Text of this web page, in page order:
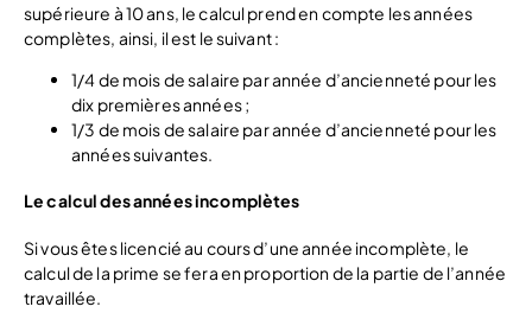
supérieure à 10 ans, le calcul prend en compte les années
complètes, ainsi, il est le suivant :
1/4 de mois de salaire par année d’ancienneté pour les
dix premières années ;
1/3 de mois de salaire par année d’ancienneté pour les
années suivantes.
Le calcul des années incomplètes
Si vous êtes licencié au cours d’une année incomplète, le
calcul de la prime se fera en proportion de la partie de l’année
travaillée.